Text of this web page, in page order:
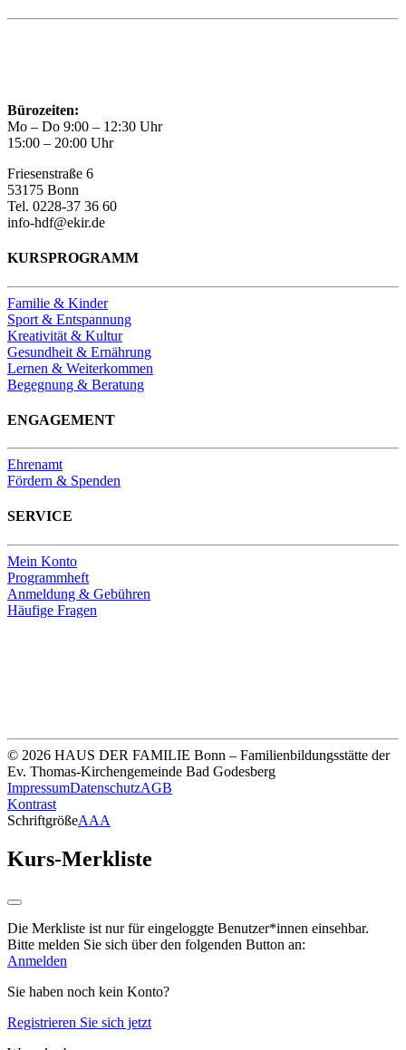
Bürozeiten:
Mo – Do 9:00 – 12:30 Uhr
15:00 – 20:00 Uhr
Friesenstraße 6
53175 Bonn
Tel. 0228-37 36 60
info-hdf@ekir.de
KURSPROGRAMM
Familie & Kinder
Sport & Entspannung
Kreativität & Kultur
Gesundheit & Ernährung
Lernen & Weiterkommen
Begegnung & Beratung
ENGAGEMENT
Ehrenamt
Fördern & Spenden
SERVICE
Mein Konto
Programmheft
Anmeldung & Gebühren
Häufige Fragen
© 2026 HAUS DER FAMILIE Bonn – Familienbildungsstätte der
Ev. Thomas-Kirchengemeinde Bad Godesberg
ImpressumDatenschutzAGB
Kontrast
SchriftgrößeAAA
Kurs-Merkliste
Die Merkliste ist nur für eingeloggte Benutzer*innen einsehbar.
Bitte melden Sie sich über den folgenden Button an:
Anmelden
Sie haben noch kein Konto?
Registrieren Sie sich jetzt